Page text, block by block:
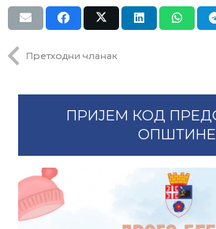
Претходни чланак
ПРИЈЕМ КОД
ОПШТИНЕ